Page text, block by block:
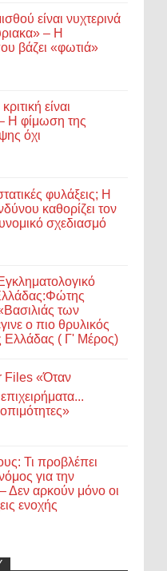
είναι νυχτερινά
– Η
βάζει «φωτιά»
είναι
Η φίμωση της
όχι
φυλάξεις; Η
καθορίζει τον
σχεδιασμό
των
ο πιο θρυλικός
Ελλάδας ( Γ' Μέρος)
«Όταν
Τι προβλέπει
για την
Δεν αρκούν μόνο οι
ενοχής